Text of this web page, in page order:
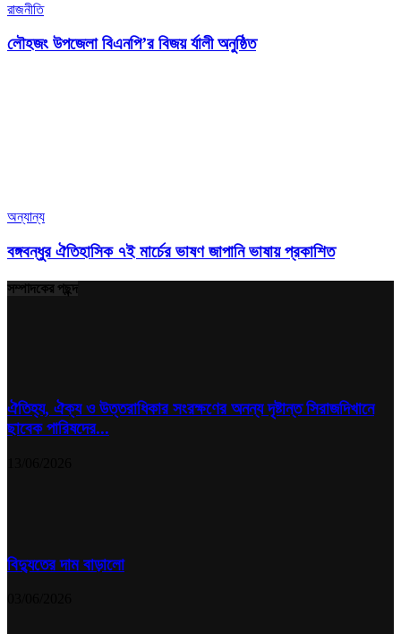
রাজনীতি
লৌহজং উপজেলা বিএনপি’র বিজয় র্যালী অনুষ্ঠিত
অন্যান্য
বঙ্গবন্ধুর ঐতিহাসিক ৭ই মার্চের ভাষণ জাপানি ভাষায় প্রকাশিত
সম্পাদকের পছন্দ
ঐতিহ্য, ঐক্য ও উত্তরাধিকার সংরক্ষণের অনন্য দৃষ্টান্ত সিরাজদিখানে
ছাবেক পারিষদের...
বিদ্যুতের দাম বাড়ালো